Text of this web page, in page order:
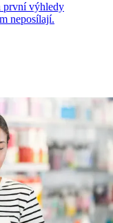
první výhledy
neposílají.